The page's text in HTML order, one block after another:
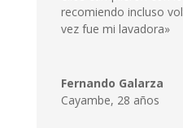
recomiendo incluso
vez fue mi lavadora»
Fernando Galarza
Cayambe, 28 años